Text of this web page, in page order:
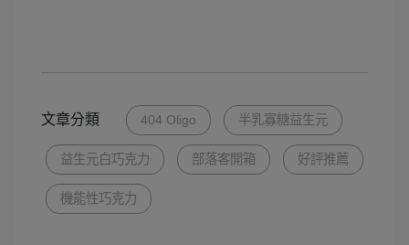
文章分類 404 Oligo 半乳寡糖益生元
益生元白巧克力 部落客開箱 好評推薦
機能性巧克力